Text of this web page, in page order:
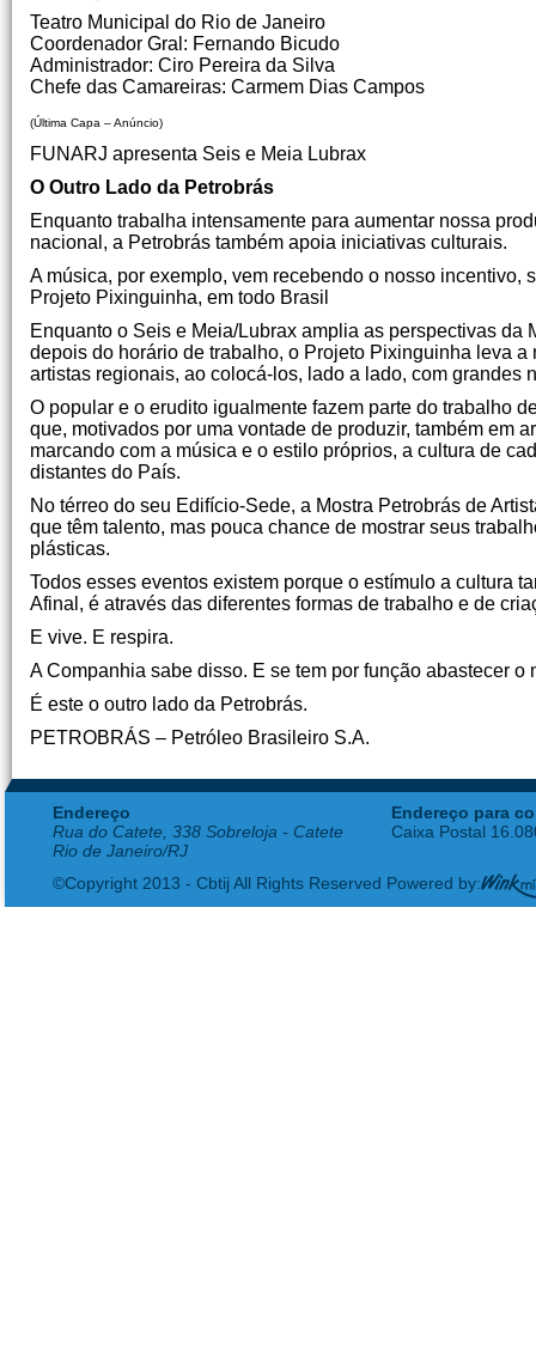
Teatro Municipal do Rio de Janeiro
Coordenador Gral: Fernando Bicudo
Administrador: Ciro Pereira da Silva
Chefe das Camareiras: Carmem Dias Campos
(Última Capa – Anúncio)
FUNARJ apresenta Seis e Meia Lubrax
O Outro Lado da Petrobrás
Enquanto trabalha intensamente para aumentar nossa
nacional, a Petrobrás também apoia iniciativas culturais.
A música, por exemplo, vem recebendo o nosso
Projeto Pixinguinha, em todo Brasil
Enquanto o Seis e Meia/Lubrax amplia as perspectivas
depois do horário de trabalho, o Projeto Pixinguinha leva
artistas regionais, ao colocá-los, lado a lado, com grandes
O popular e o erudito igualmente fazem parte do trabalho
que, motivados por uma vontade de produzir, também em
marcando com a música e o estilo próprios, a cultura de
distantes do País.
No térreo do seu Edifício-Sede, a Mostra Petrobrás de
que têm talento, mas pouca chance de mostrar seus
plásticas.
Todos esses eventos existem porque o estímulo a cultura
Afinal, é através das diferentes formas de trabalho e de
E vive. E respira.
A Companhia sabe disso. E se tem por função abastecer
É este o outro lado da Petrobrás.
PETROBRÁS – Petróleo Brasileiro S.A.
Endereço
Rua do Catete, 338 Sobreloja - Catete
Rio de Janeiro/RJ
Endereço para
Caixa Postal
©Copyright 2013 - Cbtij All Rights Reserved Powered by: